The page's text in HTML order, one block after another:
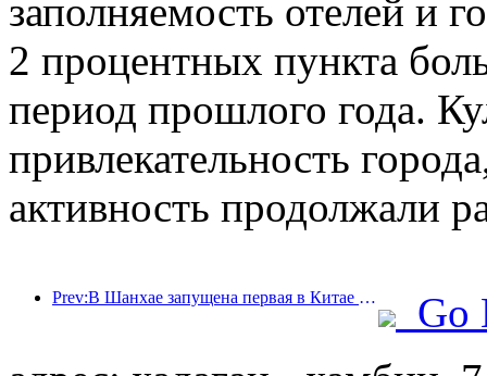
заполняемость отелей и
2 процентных пункта
период прошлого года.
привлекательность
активность продолжали
Prev:В Шанхае запущена первая в Китае система самостоятельного потребления культурных и туристических услуг для иностранных туристов
Go